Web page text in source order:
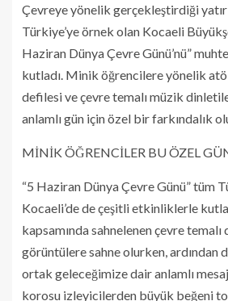
Çevreye yönelik gerçekleştirdiği
Türkiye’ye örnek olan Kocaeli
Haziran Dünya Çevre Günü’nü”
kutladı. Minik öğrencilere yönelik
defilesi ve çevre temalı müzik
anlamlı gün için özel bir farkındalık
MİNİK ÖĞRENCİLER BU ÖZEL
“5 Haziran Dünya Çevre Günü” tüm
Kocaeli’de de çeşitli etkinliklerle
kapsamında sahnelenen çevre
görüntülere sahne olurken, ardından
ortak geleceğimize dair anlamlı
korosu izleyicilerden büyük beğeni